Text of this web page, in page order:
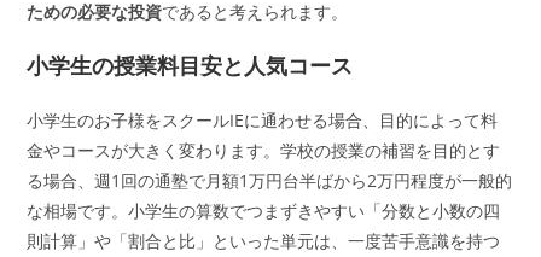
ための必要な投資であると考えられます。
小学生の授業料目安と人気コース
小学生のお子様をスクールIEに通わせる場合、目的によって料
金やコースが大きく変わります。学校の授業の補習を目的とす
る場合、週1回の通塾で月額1万円台半ばから2万円程度が一般的
な相場です。小学生の算数でつまずきやすい「分数と小数の四
則計算」や「割合と比」といった単元は、一度苦手意識を持つ